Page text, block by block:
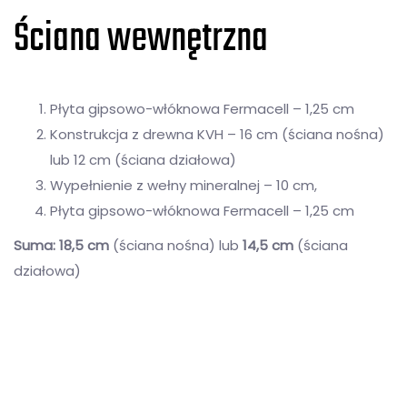
Ściana wewnętrzna
Płyta gipsowo-włóknowa Fermacell – 1,25 cm
Konstrukcja z drewna KVH – 16 cm (ściana nośna)
lub 12 cm (ściana działowa)
Wypełnienie z wełny mineralnej – 10 cm,
Płyta gipsowo-włóknowa Fermacell – 1,25 cm
Suma: 18,5 cm (ściana nośna) lub 14,5 cm (ściana
działowa)